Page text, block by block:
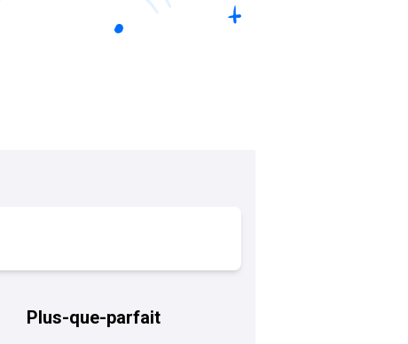
Plus-que-parfait